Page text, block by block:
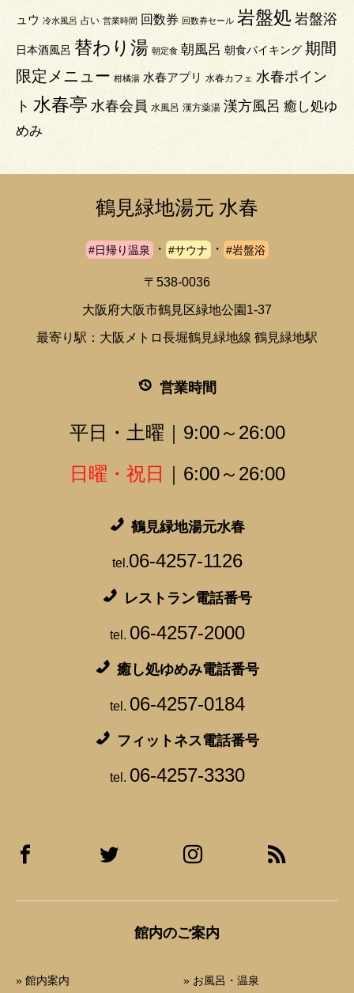
ュウ 冷水風呂 占い 営業時間 回数券 回数券セール 岩盤処 岩盤浴
日本酒風呂 替わり湯 朝定食 朝風呂 朝食バイキング 期間
限定メニュー 柑橘湯 水春アプリ 水春カフェ 水春ポイン
ト 水春亭 水春会員 水風呂 漢方薬湯 漢方風呂 癒し処ゆ
めみ
鶴見緑地湯元 水春
#日帰り温泉 ・ #サウナ ・ #岩盤浴
〒538-0036
大阪府大阪市鶴見区緑地公園1-37
最寄り駅：大阪メトロ長堀鶴見緑地線 鶴見緑地駅
営業時間
平日・土曜｜9:00～26:00
日曜・祝日 ｜6:00～26:00
鶴見緑地湯元水春
tel.06-4257-1126
レストラン電話番号
tel. 06-4257-2000
癒し処ゆめみ電話番号
tel. 06-4257-0184
フィットネス電話番号
tel. 06-4257-3330
館内のご案内
» 館内案内 » お風呂・温泉